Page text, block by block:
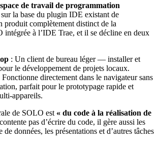
de travail de programmation
la base du plugin IDE existant de
produit complètement distinct de la
à l’IDE Trae, et il se décline en deux
: Un client de bureau léger — installer et
le développement de projets locaux.
Fonctionne directement dans le navigateur sans
parfait pour le prototypage rapide et
appareils.
de SOLO est « du code à la réalisation de
pas d’écrire du code, il gère aussi les
de données, les présentations et d’autres tâches